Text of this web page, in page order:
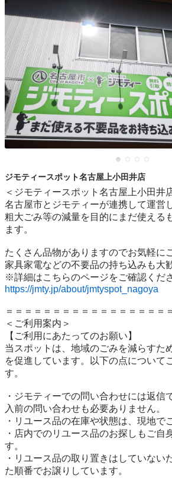
ジモティースポット名古屋上小田井店
＜ジモティースポット名古屋上小田井
名古屋市とジモティーが連携して運営
粗⼤ごみ等の減量を⽬的にまだ使える
ます。
たくさん品物がありますのでお気軽に
家具家電などの不要品の持ち込みも大
https://jmty.jp/about/jmtyspot_nagoya
＝＝＝＝＝＝＝＝＝＝＝＝＝＝＝＝＝
＜ご利用案内＞
【ご利用にあたってのお願い】
当スポットは、地域のごみを減らすた
を促進しています。以下の点について
す。
・ジモティーでの問い合わせには返信
入前の問い合わせも必要ありません。
・リユース品の在庫や状態は、現地で
・店内でのリユース品のお探しもご自
す。
・リユース品の取り置きはしていない
た順番でお譲りしています。